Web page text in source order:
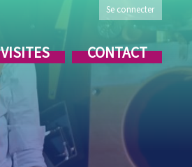
Se connecter
VISITES CONTACT